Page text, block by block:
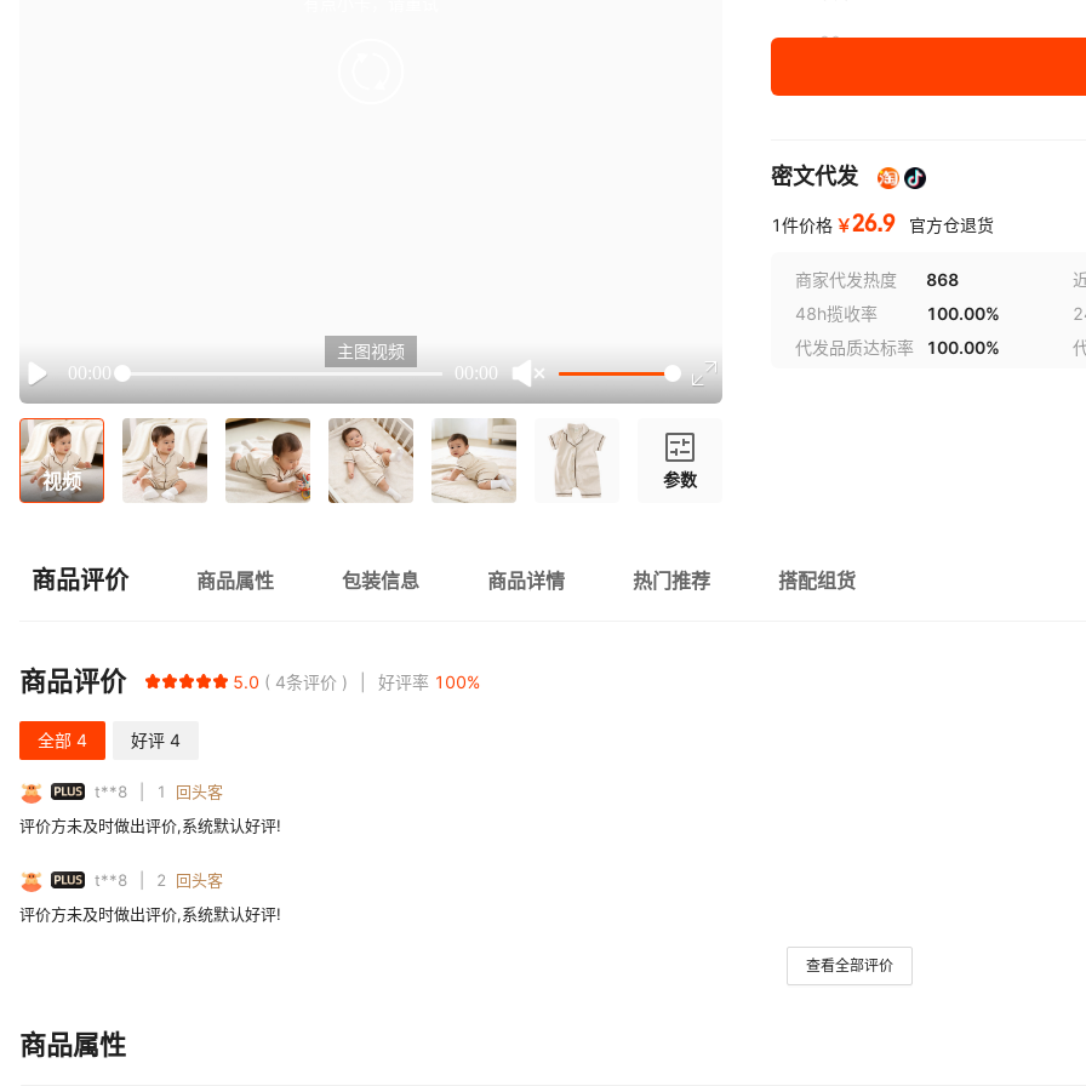
Play
00:00 00:00
主图视频
视频 参数
90cm
密文代发
1件价格 ￥26.9 官方仓退货
商家代发热度 868
48h揽收率
100.00%
代发品质达标率
100.00%
商品评价 商品属性 包装信息 商品详情 热门推荐 搭配组货
商品评价 5.0 4条评价 好评率 100%
全部 4 好评 4
PLUS t**8 1
回头客
评价方未及时做出评价,系统默认好评!
PLUS t**8 2
回头客
评价方未及时做出评价,系统默认好评!
查看全部评价
商品属性